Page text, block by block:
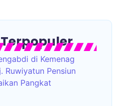
di Kemenag
Ruwiyatun Pensiun
Pangkat